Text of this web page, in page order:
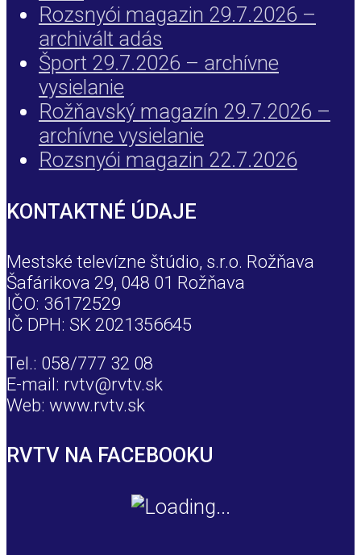
Rozsnyói magazin 29.7.2026 –
archivált adás
Šport 29.7.2026 – archívne
vysielanie
Rožňavský magazín 29.7.2026 –
archívne vysielanie
Rozsnyói magazin 22.7.2026
KONTAKTNÉ ÚDAJE
Mestské televízne štúdio, s.r.o. Rožňava
Šafárikova 29, 048 01 Rožňava
IČO: 36172529
IČ DPH: SK 2021356645
Tel.: 058/777 32 08
E-mail: rvtv@rvtv.sk
Web: www.rvtv.sk
RVTV NA FACEBOOKU